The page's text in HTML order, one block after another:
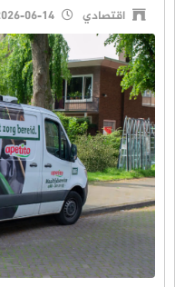
اقتصادي